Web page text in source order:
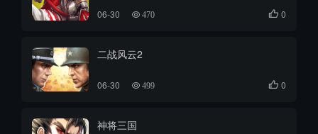
06-30 470  0
二战风云2
06-30 499  0
神将三国